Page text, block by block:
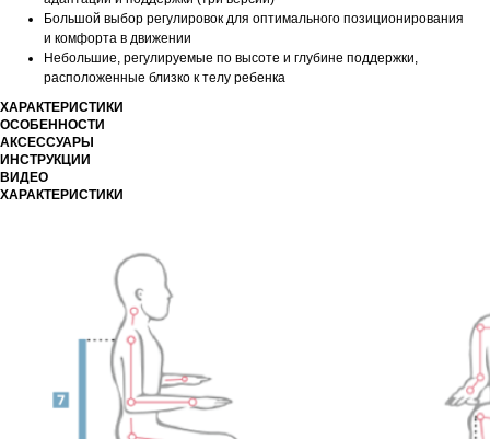
Большой выбор регулировок для оптимального позиционирования
и комфорта в движении
Небольшие, регулируемые по высоте и глубине поддержки,
расположенные близко к телу ребенка
ХАРАКТЕРИСТИКИ
ОСОБЕННОСТИ
АКСЕССУАРЫ
ИНСТРУКЦИИ
ВИДЕО
ХАРАКТЕРИСТИКИ